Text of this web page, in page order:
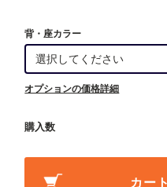
背・座カラー
オプションの価格詳細
購入数